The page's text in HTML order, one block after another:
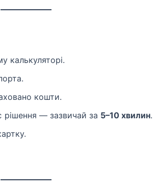
калькуляторі.
кошти.
— зазвичай за 5–10 хвилин.